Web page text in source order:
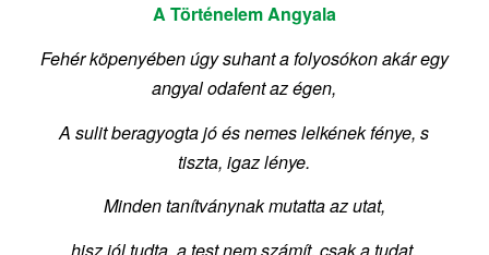
A Történelem Angyala
Fehér köpenyében úgy suhant a folyosókon akár egy
angyal odafent az égen,
A sulit beragyogta jó és nemes lelkének fénye, s
tiszta, igaz lénye.
Minden tanítványnak mutatta az utat,